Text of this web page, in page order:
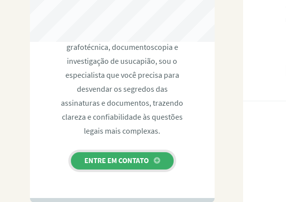
grafotécnica, documentoscopia e
investigação de usucapião, sou o
especialista que você precisa para
desvendar os segredos das
assinaturas e documentos, trazendo
clareza e confiabilidade às questões
legais mais complexas.
ENTRE EM CONTATO